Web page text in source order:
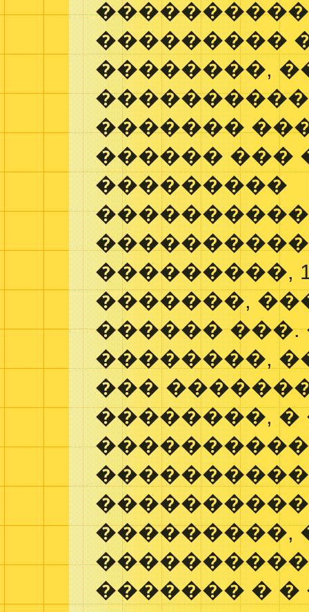
���������
��������,
�������
������ ���
���������
���������,
�������,
������
��������,
���
��������,
���������,
������� � �